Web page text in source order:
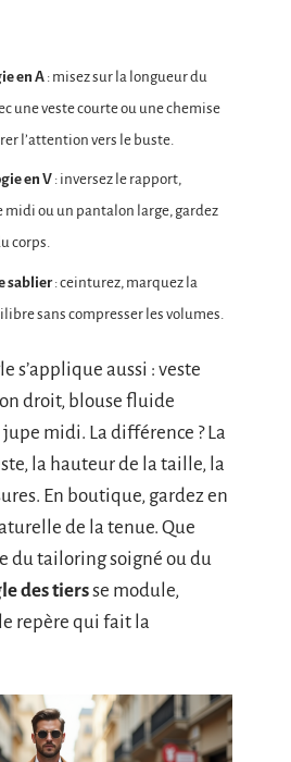
en A : misez sur la longueur du
une veste courte ou une chemise
l’attention vers le buste.
en V : inversez le rapport,
midi ou un pantalon large, gardez
corps.
sablier: ceinturez, marquez la
sans compresser les volumes.
s’applique aussi : veste
droit, blouse fluide
midi. La différence ? La
la hauteur de la taille, la
En boutique, gardez en
de la tenue. Que
du tailoring soigné ou du
des tiersse module,
repère qui fait la